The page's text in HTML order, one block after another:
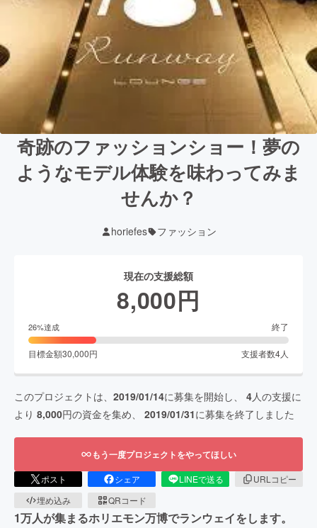
奇跡のファッションショー！夢の
ようなモデル体験を味わってみま
せんか？
horiefes ファッション
現在の支援総額
8,000円
26%達成 終了
目標金額30,000円 支援者数4人
このプロジェクトは、 2019/01/14に募集を開始し、 4人の支援に
より 8,000円の資金を集め、 2019/01/31に募集を終了しました
もう一度プロジェクトをやってほしい
ポスト シェア LINEで送る
URLコピー
埋め込み
QRコード
1万人が集まるホリエモン万博でランウェイをします。